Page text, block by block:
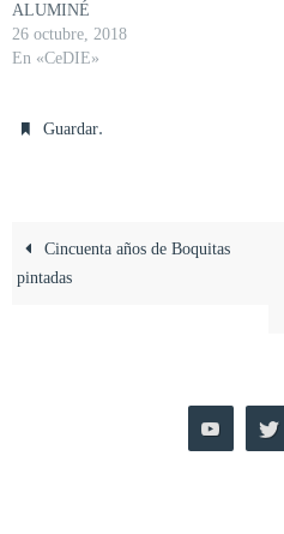
ALUMINÉ
26 octubre, 2018
En «CeDIE»
Guardar.
Cincuenta años de Boquitas
pintadas